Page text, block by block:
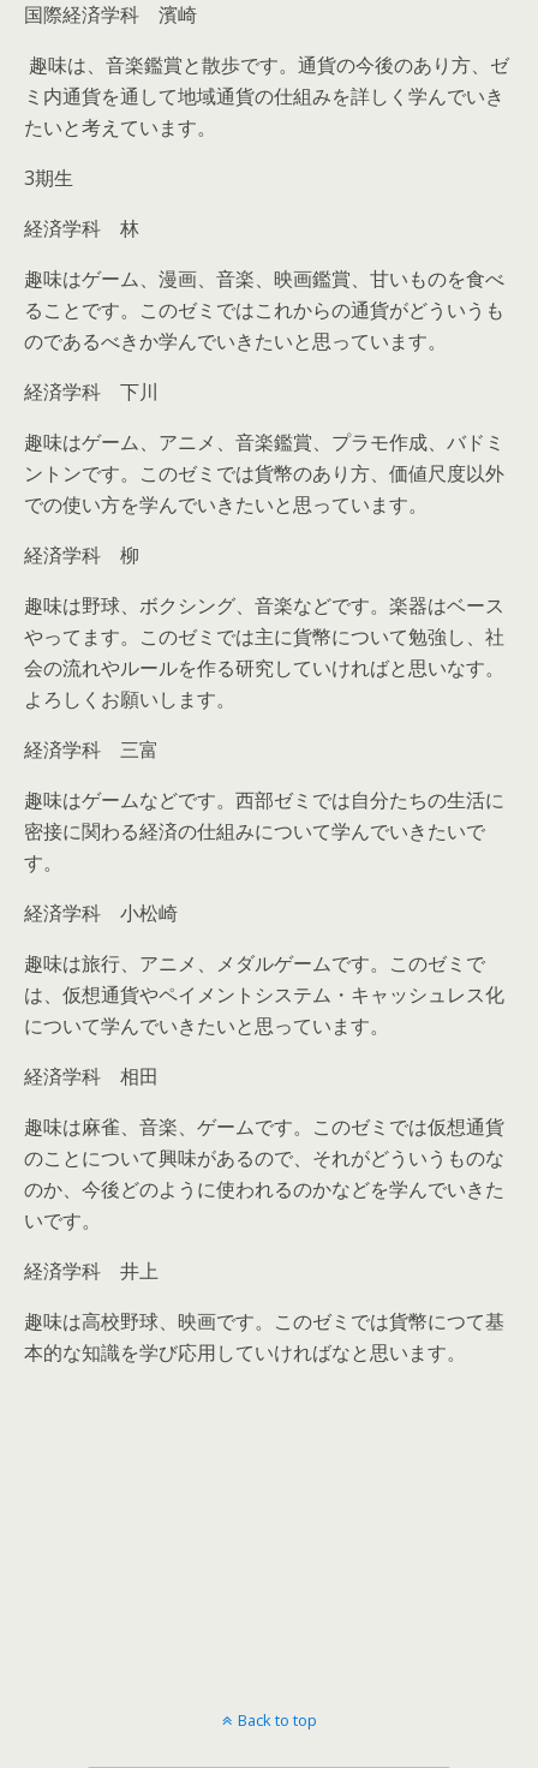
国際経済学科 濱崎
趣味は、音楽鑑賞と散歩です。通貨の今後のあり方、ゼ
ミ内通貨を通して地域通貨の仕組みを詳しく学んでいき
たいと考えています。
3期生
経済学科 林
趣味はゲーム、漫画、音楽、映画鑑賞、甘いものを食べ
ることです。このゼミではこれからの通貨がどういうも
のであるべきか学んでいきたいと思っています。
経済学科 下川
趣味はゲーム、アニメ、音楽鑑賞、プラモ作成、バドミ
ントンです。このゼミでは貨幣のあり方、価値尺度以外
での使い方を学んでいきたいと思っています。
経済学科 柳
趣味は野球、ボクシング、音楽などです。楽器はベース
やってます。このゼミでは主に貨幣について勉強し、社
会の流れやルールを作る研究していければと思いなす。
よろしくお願いします。
経済学科 三富
趣味はゲームなどです。西部ゼミでは自分たちの生活に
密接に関わる経済の仕組みについて学んでいきたいで
す。
経済学科 小松崎
趣味は旅行、アニメ、メダルゲームです。このゼミで
は、仮想通貨やペイメントシステム・キャッシュレス化
について学んでいきたいと思っています。
経済学科 相田
趣味は麻雀、音楽、ゲームです。このゼミでは仮想通貨
のことについて興味があるので、それがどういうものな
のか、今後どのように使われるのかなどを学んでいきた
いです。
経済学科 井上
趣味は高校野球、映画です。このゼミでは貨幣につて基
本的な知識を学び応用していければなと思います。
Back to top